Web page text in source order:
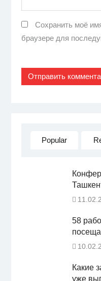
Сохранить моё
браузере для
Popular
58
Какие
уже